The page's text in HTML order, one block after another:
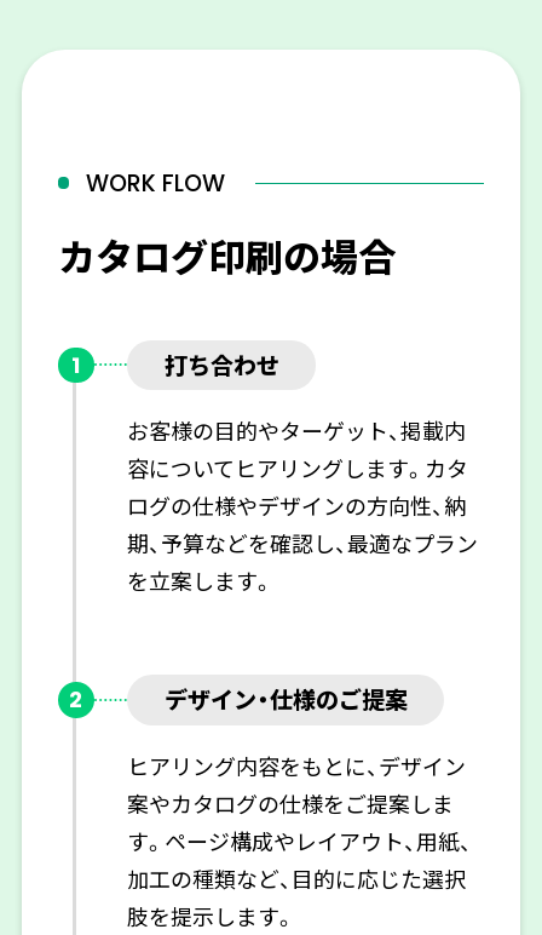
WORK FLOW
カタログ印刷の場合
1 打ち合わせ
お客様の目的やターゲット、掲載内
容についてヒアリングします。カタ
ログの仕様やデザインの方向性、納
期、予算などを確認し、最適なプラン
を立案します。
2 デザイン・仕様のご提案
ヒアリング内容をもとに、デザイン
案やカタログの仕様をご提案しま
す。ページ構成やレイアウト、用紙、
加工の種類など、目的に応じた選択
肢を提示します。